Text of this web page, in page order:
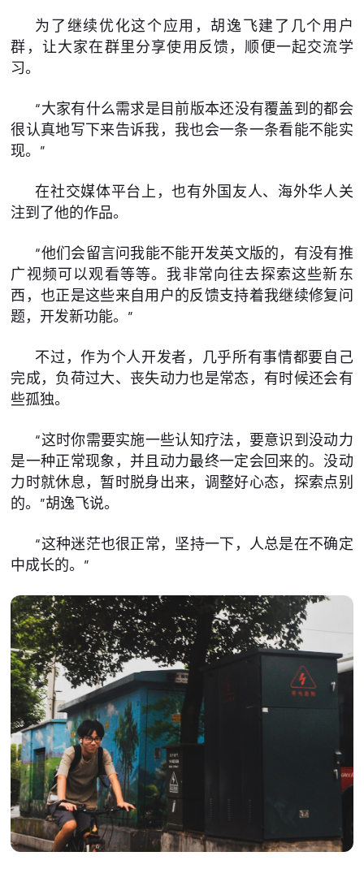
为了继续优化这个应用，胡逸飞建了几个用户
群，让大家在群里分享使用反馈，顺便一起交流学
习。
“大家有什么需求是目前版本还没有覆盖到的都会
很认真地写下来告诉我，我也会一条一条看能不能实
现。”
在社交媒体平台上，也有外国友人、海外华人关
注到了他的作品。
“他们会留言问我能不能开发英文版的，有没有推
广视频可以观看等等。我非常向往去探索这些新东
西，也正是这些来自用户的反馈支持着我继续修复问
题，开发新功能。”
不过，作为个人开发者，几乎所有事情都要自己
完成，负荷过大、丧失动力也是常态，有时候还会有
些孤独。
“这时你需要实施一些认知疗法，要意识到没动力
是一种正常现象，并且动力最终一定会回来的。没动
力时就休息，暂时脱身出来，调整好心态，探索点别
的。”胡逸飞说。
“这种迷茫也很正常，坚持一下，人总是在不确定
中成长的。”